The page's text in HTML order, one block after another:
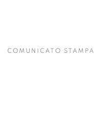
COMUNICATO STAMPA